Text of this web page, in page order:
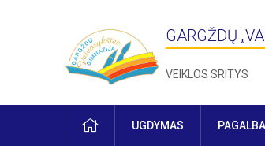
GARGŽDŲ
VEIKLOS SRITYS
PRADŽIAUGDYMAS